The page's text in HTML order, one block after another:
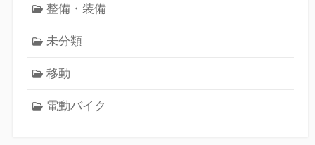
整備・装備
未分類
移動
電動バイク